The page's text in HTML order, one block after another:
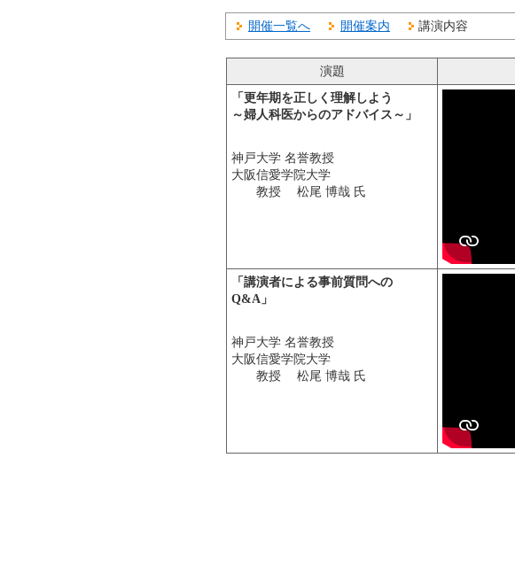
開催一覧へ 開催案内 講演内容
演題
「更年期を正しく理解しよう
～婦人科医からのアドバイス～」
神戸大学 名誉教授
大阪信愛学院大学
教授 松尾 博哉 氏
「講演者による事前質問への
Q&A」
神戸大学 名誉教授
大阪信愛学院大学
教授 松尾 博哉 氏